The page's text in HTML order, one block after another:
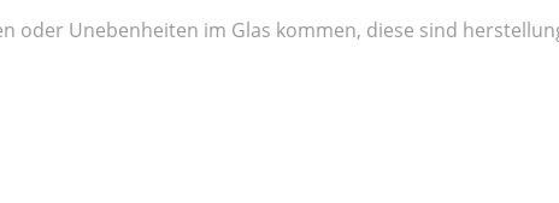
oder Unebenheiten im Glas kommen, diese sind